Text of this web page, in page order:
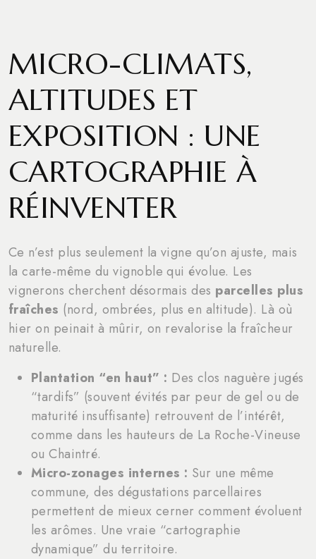
MICRO-CLIMATS,
ALTITUDES ET
EXPOSITION : UNE
CARTOGRAPHIE À
RÉINVENTER
Ce n’est plus seulement la vigne qu’on ajuste, mais
la carte-même du vignoble qui évolue. Les
vignerons cherchent désormais des parcelles plus
fraîches (nord, ombrées, plus en altitude). Là où
hier on peinait à mûrir, on revalorise la fraîcheur
naturelle.
Plantation “en haut” : Des clos naguère jugés
“tardifs” (souvent évités par peur de gel ou de
maturité insuffisante) retrouvent de l’intérêt,
comme dans les hauteurs de La Roche-Vineuse
ou Chaintré.
Micro-zonages internes : Sur une même
commune, des dégustations parcellaires
permettent de mieux cerner comment évoluent
les arômes. Une vraie “cartographie
dynamique” du territoire.